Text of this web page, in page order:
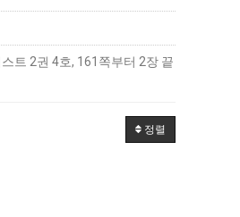
트 2권 4호, 161쪽부터 2장 끝
정렬